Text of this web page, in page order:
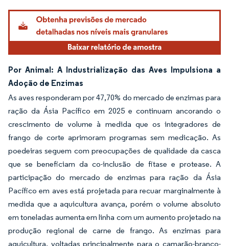
Por Animal: A Industrialização das Aves Impulsiona a
Adoção de Enzimas
As aves responderam por 47,70% do mercado de enzimas para
ração da Ásia Pacífico em 2025 e continuam ancorando o
crescimento de volume à medida que os integradores de
frango de corte aprimoram programas sem medicação. As
poedeiras seguem com preocupações de qualidade da casca
que se beneficiam da co-inclusão de fitase e protease. A
participação do mercado de enzimas para ração da Ásia
Pacífico em aves está projetada para recuar marginalmente à
medida que a aquicultura avança, porém o volume absoluto
em toneladas aumenta em linha com um aumento projetado na
produção regional de carne de frango. As enzimas para
aquicultura, voltadas principalmente para o camarão-branco-